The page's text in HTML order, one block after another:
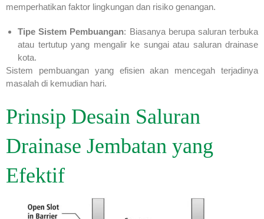
memperhatikan faktor lingkungan dan risiko genangan.
Tipe Sistem Pembuangan: Biasanya berupa saluran terbuka
atau tertutup yang mengalir ke sungai atau saluran drainase
kota.
Sistem pembuangan yang efisien akan mencegah terjadinya
masalah di kemudian hari.
Prinsip Desain Saluran
Drainase Jembatan yang
Efektif